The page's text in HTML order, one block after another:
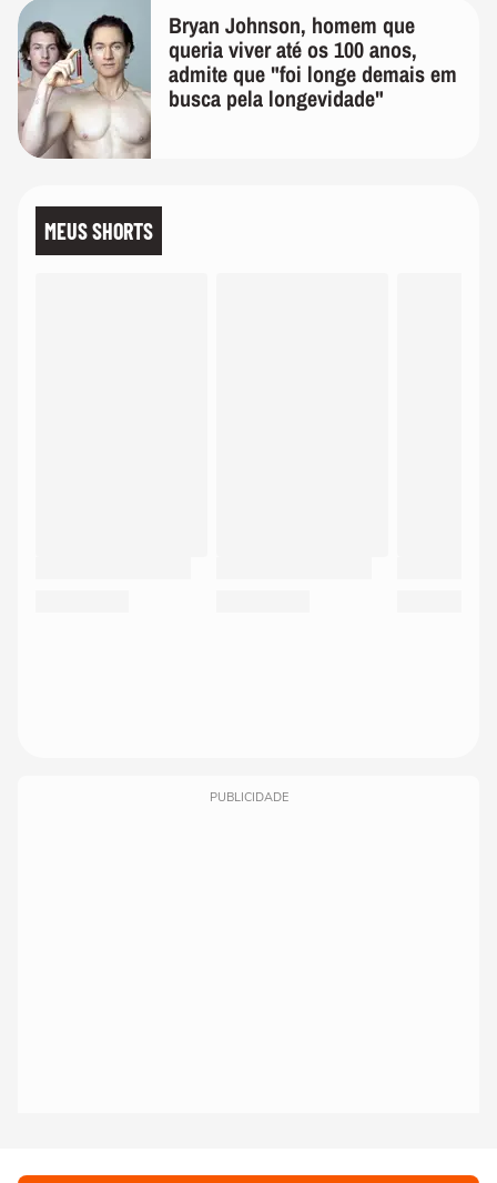
Bryan Johnson, homem que
queria viver até os 100 anos,
admite que "foi longe demais em
busca pela longevidade"
MEUS SHORTS
PUBLICIDADE